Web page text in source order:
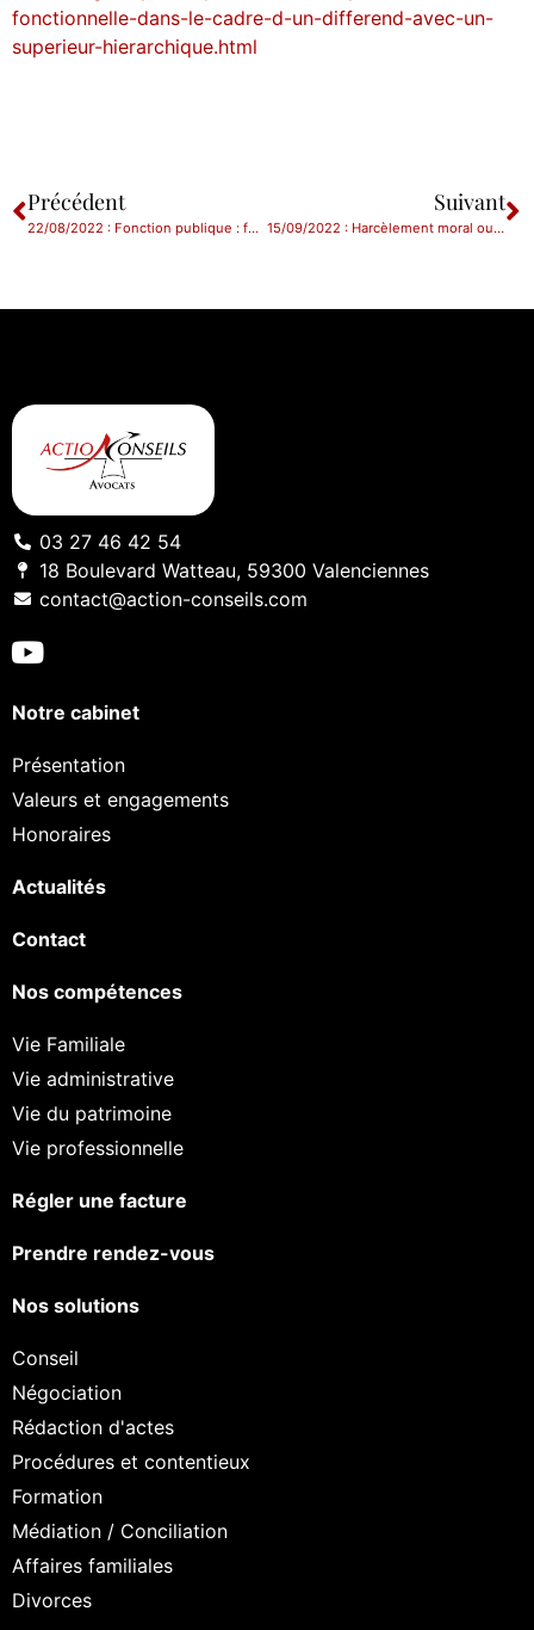
fonctionnelle-dans-le-cadre-d-un-differend-avec-un-
superieur-hierarchique.html
Précédent
22/08/2022 : Fonction publique : focus sur deux jurisprudences relatives au télétravail
Suivant
15/09/2022 : Harcèlement moral ou sexuel au travail et enquête interne : quoi de neuf ?
03 27 46 42 54
18 Boulevard Watteau, 59300 Valenciennes
contact@action-conseils.com
Notre cabinet
Présentation
Valeurs et engagements
Honoraires
Actualités
Contact
Nos compétences
Vie Familiale
Vie administrative
Vie du patrimoine
Vie professionnelle
Régler une facture
Prendre rendez-vous
Nos solutions
Conseil
Négociation
Rédaction d'actes
Procédures et contentieux
Formation
Médiation / Conciliation
Affaires familiales
Divorces